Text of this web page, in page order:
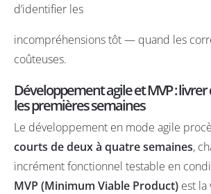
d’identifier les
incompréhensions tôt — quand les
coûteuses.
Développement agile et MVP : livrer
les premières semaines
Le développement en mode agile
courts de deux à quatre semaines,
incrément fonctionnel testable en
MVP (Minimum Viable Product) est la